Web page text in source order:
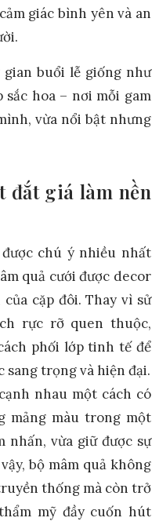
giác bình yên và an
gian buổi lễ giống như
hoa – nơi mỗi gam
vừa nổi bật nhưng
đắt giá làm nền
chú ý nhiều nhất
quả cưới được decor
cặp đôi. Thay vì sử
rực rỡ quen thuộc,
phối lớp tinh tế để
trọng và hiện đại.
nhau một cách có
mảng màu trong một
nhấn, vừa giữ được sự
bộ mâm quả không
thống mà còn trở
mỹ đầy cuốn hút